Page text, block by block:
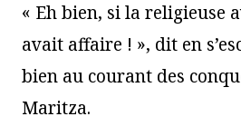
« Eh bien, si la religieuse
avait affaire ! », dit en
bien au courant des
Maritza.